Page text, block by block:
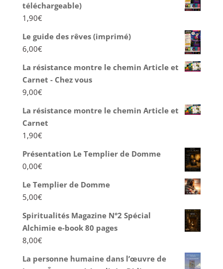
téléchargeable)
1,90€
Le guide des rêves (imprimé)
6,00€
La résistance montre le chemin Article et
Carnet - Chez vous
9,00€
La résistance montre le chemin Article et
Carnet
1,90€
Présentation Le Templier de Domme
0,00€
Le Templier de Domme
5,00€
Spiritualités Magazine N°2 Spécial
Alchimie e-book 80 pages
8,00€
La personne humaine dans l’œuvre de